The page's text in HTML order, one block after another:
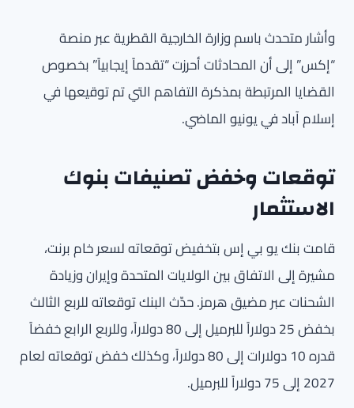
وأشار متحدث باسم وزارة الخارجية القطرية عبر منصة
“إكس” إلى أن المحادثات أحرزت “تقدماً إيجابياً” بخصوص
القضايا المرتبطة بمذكرة التفاهم التي تم توقيعها في
إسلام آباد في يونيو الماضي.
توقعات وخفض تصنيفات بنوك
الاستثمار
قامت بنك يو بي إس بتخفيض توقعاته لسعر خام برنت،
مشيرة إلى الاتفاق بين الولايات المتحدة وإيران وزيادة
الشحنات عبر مضيق هرمز. حدّث البنك توقعاته للربع الثالث
بخفض 25 دولاراً للبرميل إلى 80 دولاراً، وللربع الرابع خفضاً
قدره 10 دولارات إلى 80 دولاراً، وكذلك خفض توقعاته لعام
2027 إلى 75 دولاراً للبرميل.